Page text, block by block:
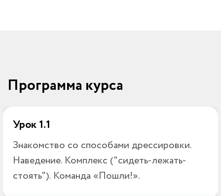
Программа курса
Урок 1.1
Знакомство со способами дрессировки.
Наведение. Комплекс ("сидеть-лежать-
стоять"). Команда «Пошли!».